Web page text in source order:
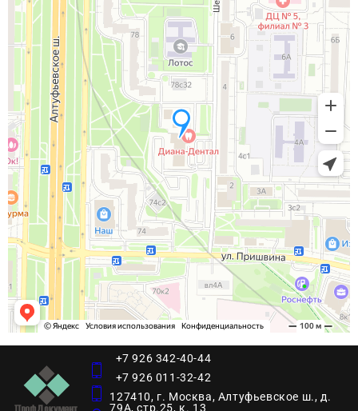
+7 926 342-40-44
+7 926 011-32-42
127410, г. Москва, Алтуфьевское ш., д.
79А, стр.25, к. 13​